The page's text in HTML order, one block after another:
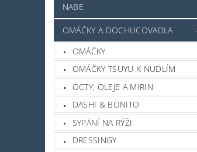
NABE
OMÁČKY A DOCHUCOVADLA
OMÁČKY
OMÁČKY TSUYU K NUDLÍM
OCTY, OLEJE A MIRIN
DASHI & BONITO
SYPÁNÍ NA RÝŽI
DRESSINGY